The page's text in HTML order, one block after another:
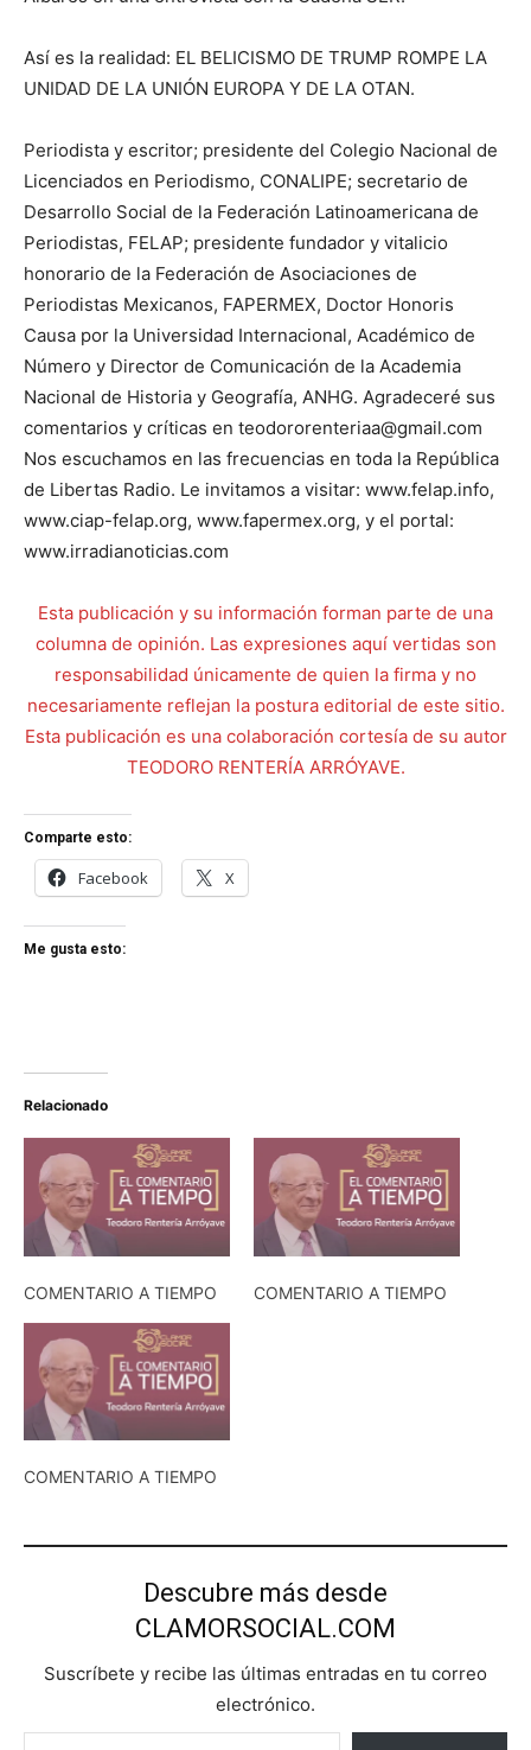
Así es la realidad: EL BELICISMO DE TRUMP ROMPE LA
UNIDAD DE LA UNIÓN EUROPA Y DE LA OTAN.
Periodista y escritor; presidente del Colegio Nacional de
Licenciados en Periodismo, CONALIPE; secretario de
Desarrollo Social de la Federación Latinoamericana de
Periodistas, FELAP; presidente fundador y vitalicio
honorario de la Federación de Asociaciones de
Periodistas Mexicanos, FAPERMEX, Doctor Honoris
Causa por la Universidad Internacional, Académico de
Número y Director de Comunicación de la Academia
Nacional de Historia y Geografía, ANHG. Agradeceré sus
comentarios y críticas en teodororenteriaa@gmail.com
Nos escuchamos en las frecuencias en toda la República
de Libertas Radio. Le invitamos a visitar: www.felap.info,
www.ciap-felap.org, www.fapermex.org, y el portal:
www.irradianoticias.com
Esta publicación y su información forman parte de una
columna de opinión. Las expresiones aquí vertidas son
responsabilidad únicamente de quien la firma y no
necesariamente reflejan la postura editorial de este sitio.
Esta publicación es una colaboración cortesía de su autor
TEODORO RENTERÍA ARRÓYAVE.
Comparte esto:
Facebook X
Me gusta esto:
Relacionado
COMENTARIO A TIEMPO COMENTARIO A TIEMPO
COMENTARIO A TIEMPO
Descubre más desde
CLAMORSOCIAL.COM
Suscríbete y recibe las últimas entradas en tu correo
electrónico.
Escribe tu correo electrónico…